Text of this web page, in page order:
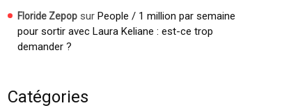
Floride Zepop sur People / 1 million par semaine
pour sortir avec Laura Keliane : est-ce trop
demander ?
Catégories